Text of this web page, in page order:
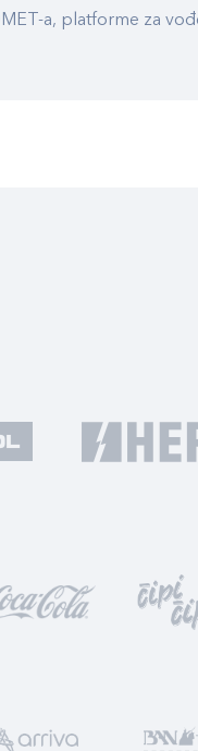
a, platforme za